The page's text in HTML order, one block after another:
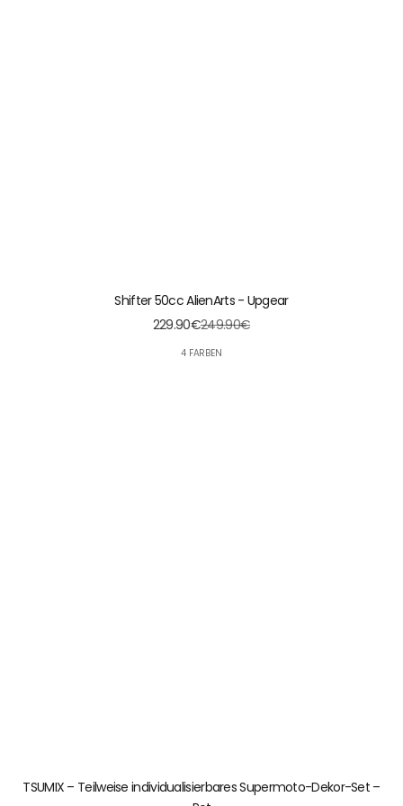
Shifter 50cc AlienArts - Upgear
229.90€249.90€
4 FARBEN
TSUMIX – Teilweise individualisierbares Supermoto-Dekor-Set –